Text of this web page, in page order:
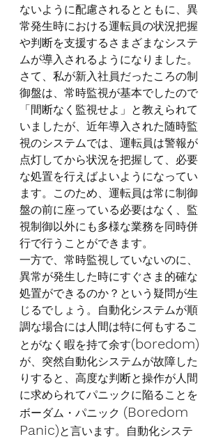
ないように配慮されるとともに、異
常発生時における運転員の状況把握
や判断を支援するさまざまなシステ
ムが導入されるようになりました。
さて、私が新入社員だったころの制
御盤は、常時監視が基本でしたので
「間断なく監視せよ」と教えられて
いましたが、近年導入された随時監
視のシステムでは、運転員は警報が
点灯してから状況を把握して、必要
な処置を行えばよいようになってい
ます。このため、運転員は常に制御
盤の前に座っている必要はなく、監
視制御以外にも多様な業務を同時併
行で行うことができます。
一方で、常時監視していないのに、
異常が発生した時にすぐさま的確な
処置ができるのか？という疑問が生
じるでしょう。自動化システムが順
調な場合には人間は特に何もするこ
とがなく暇を持て余す(boredom)
が、突然自動化システムが故障した
りすると、高度な判断と操作が人間
に求められてパニックに陥ることを
ボーダム・パニック (Boredom
Panic)と言います。自動化システ